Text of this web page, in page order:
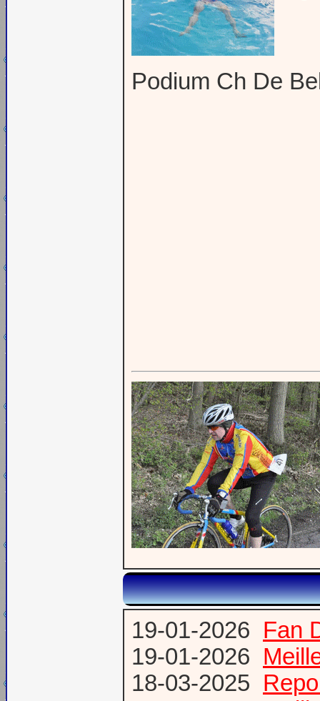
Podium Ch De
19-01-2026 Fan
19-01-2026
18-03-2025